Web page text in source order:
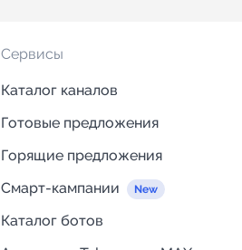
Сервисы
Каталог каналов
Готовые предложения
Горящие предложения
Смарт-кампании
Каталог ботов